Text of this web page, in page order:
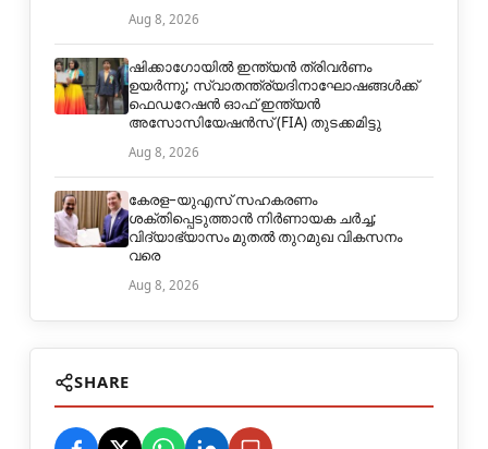
Aug 8, 2026
ഷിക്കാഗോയിൽ ഇന്ത്യൻ ത്രിവർണം
ഉയർന്നു; സ്വാതന്ത്ര്യദിനാഘോഷങ്ങൾക്ക്
ഫെഡറേഷൻ ഓഫ് ഇന്ത്യൻ
അസോസിയേഷൻസ് (FIA) തുടക്കമിട്ടു
Aug 8, 2026
കേരള–യുഎസ് സഹകരണം
ശക്തിപ്പെടുത്താൻ നിർണായക ചർച്ച;
വിദ്യാഭ്യാസം മുതൽ തുറമുഖ വികസനം
വരെ
Aug 8, 2026
SHARE